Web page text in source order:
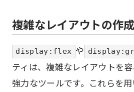
複雑なレイアウトの作成
display:flex や
ティは、複雑なレイアウトを
強力なツールです。これらを